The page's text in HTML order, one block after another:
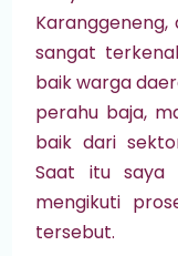
sangat
baik warga
perahu baja,
baik dari
Saat itu saya
mengikuti
tersebut.